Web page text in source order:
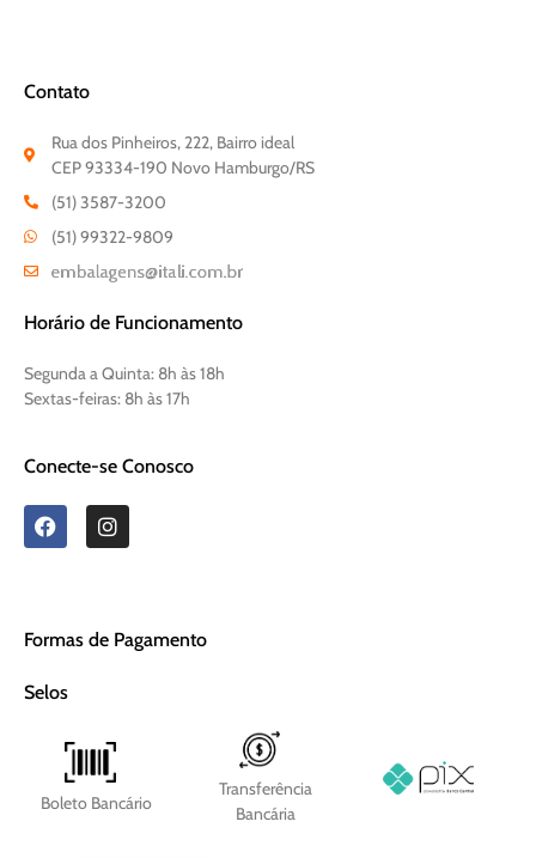
Contato
Rua dos Pinheiros, 222, Bairro ideal
CEP 93334-190 Novo Hamburgo/RS
(51) 3587-3200
(51) 99322-9809
Horário de Funcionamento
Segunda a Quinta: 8h às 18h
Sextas-feiras: 8h às 17h
Conecte-se Conosco
Formas de Pagamento
Selos
Boleto Bancário
Transferência
Bancária